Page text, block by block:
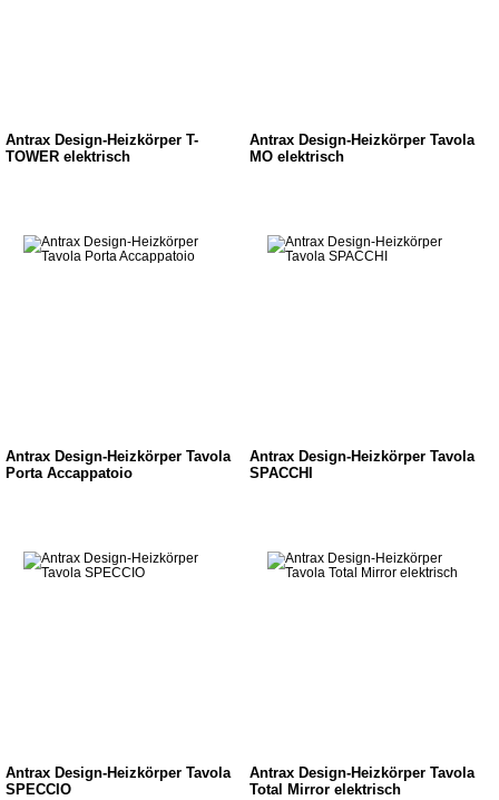
Antrax Design-Heizkörper T-
TOWER elektrisch
Antrax Design-Heizkörper Tavola
MO elektrisch
Antrax Design-Heizkörper Tavola
Porta Accappatoio
Antrax Design-Heizkörper Tavola
SPACCHI
Antrax Design-Heizkörper Tavola
SPECCIO
Antrax Design-Heizkörper Tavola
Total Mirror elektrisch